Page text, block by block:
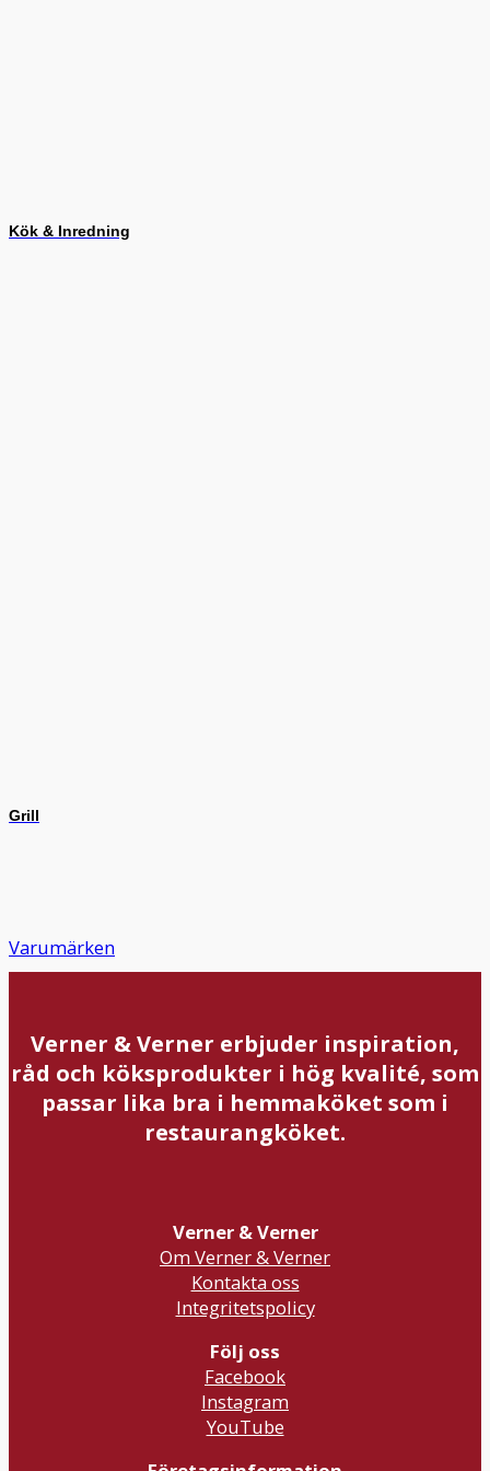
Kök & Inredning
Grill
Varumärken
Verner & Verner erbjuder inspiration,
råd och köksprodukter i hög kvalité, som
passar lika bra i hemmaköket som i
restaurangköket.
Verner & Verner
Om Verner & Verner
Kontakta oss
Integritetspolicy
Följ oss
Facebook
Instagram
YouTube